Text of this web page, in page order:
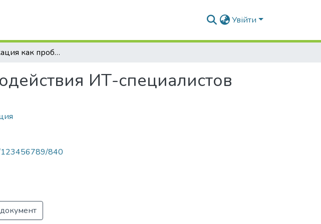
Увійти
Коммуникация как проблема взаимодействия ИТ-специалистов
ИТ-специалистов
123456789/840